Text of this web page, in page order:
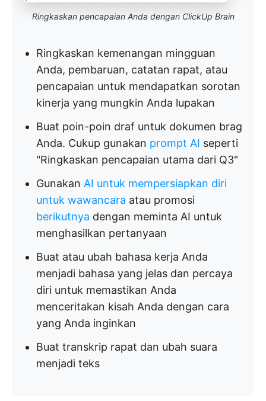
Ringkaskan pencapaian Anda dengan ClickUp Brain
Ringkaskan kemenangan mingguan
Anda, pembaruan, catatan rapat, atau
pencapaian untuk mendapatkan sorotan
kinerja yang mungkin Anda lupakan
Buat poin-poin draf untuk dokumen brag
Anda. Cukup gunakan prompt AI seperti
"Ringkaskan pencapaian utama dari Q3"
Gunakan AI untuk mempersiapkan diri
untuk wawancara atau promosi
berikutnya dengan meminta AI untuk
menghasilkan pertanyaan
Buat atau ubah bahasa kerja Anda
menjadi bahasa yang jelas dan percaya
diri untuk memastikan Anda
menceritakan kisah Anda dengan cara
yang Anda inginkan
Buat transkrip rapat dan ubah suara
menjadi teks